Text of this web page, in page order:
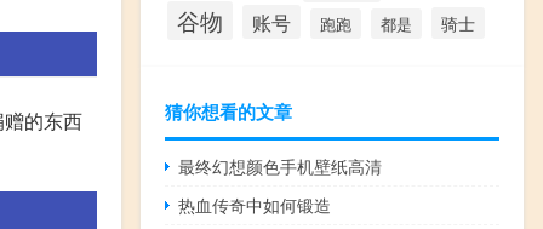
的东西
谷物 账号 跑跑 都是 骑士
猜你想看的文章
最终幻想颜色手机壁纸高清
热血传奇中如何锻造